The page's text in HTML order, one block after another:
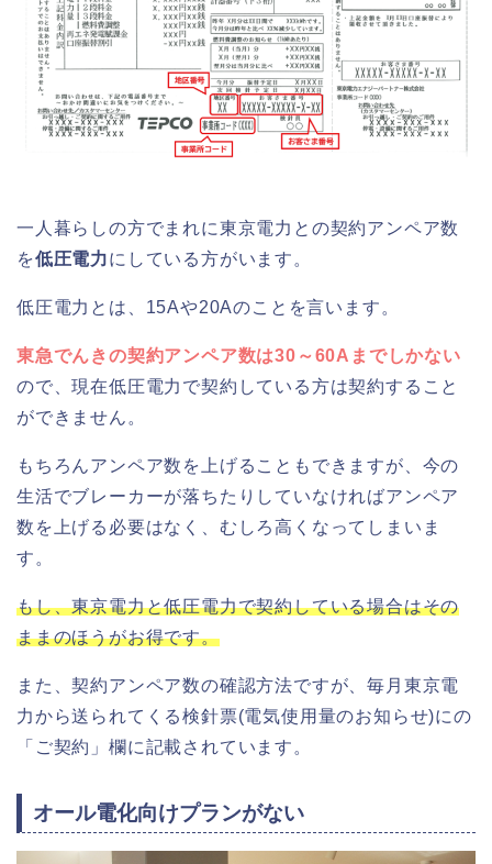
一人暮らしの方でまれに東京電力との契約アンペア数
を低圧電力にしている方がいます。
低圧電力とは、15Aや20Aのことを言います。
東急でんきの契約アンペア数は30～60Aまでしかない
ので、現在低圧電力で契約している方は契約すること
ができません。
もちろんアンペア数を上げることもできますが、今の
生活でブレーカーが落ちたりしていなければアンペア
数を上げる必要はなく、むしろ高くなってしまいま
す。
もし、東京電力と低圧電力で契約している場合はその
ままのほうがお得です。
また、契約アンペア数の確認方法ですが、毎月東京電
力から送られてくる検針票(電気使用量のお知らせ)にの
「ご契約」欄に記載されています。
オール電化向けプランがない